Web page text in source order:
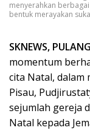
menyerahkan
bentuk merayakan
SKNEWS,
momentum
cita Natal,
Pisau,
sejumlah gereja
Natal kepada